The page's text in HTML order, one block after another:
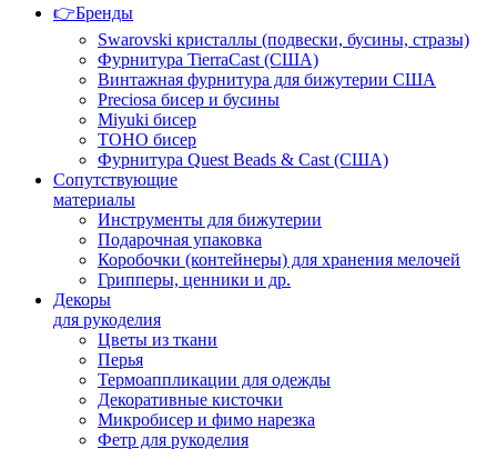
👉Бренды
Swarovski кристаллы (подвески, бусины, стразы)
Фурнитура TierraCast (США)
Винтажная фурнитура для бижутерии США
Preciosa бисер и бусины
Miyuki бисер
TOHO бисер
Фурнитура Quest Beads & Cast (США)
Сопутствующие
материалы
Инструменты для бижутерии
Подарочная упаковка
Коробочки (контейнеры) для хранения мелочей
Грипперы, ценники и др.
Декоры
для рукоделия
Цветы из ткани
Перья
Термоаппликации для одежды
Декоративные кисточки
Микробисер и фимо нарезка
Фетр для рукоделия